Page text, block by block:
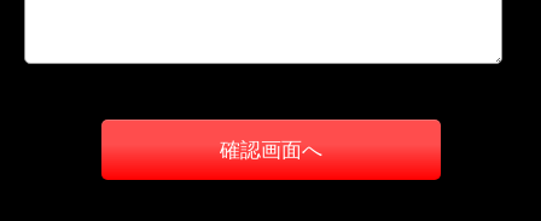
確認画面へ